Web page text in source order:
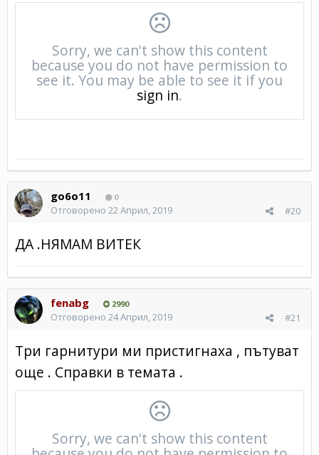
go6o11 0
#20
Отговорено 22 Април, 2019
ДА .НЯМАМ ВИТЕК
fenabg 2990
#21
Отговорено 24 Април, 2019
Три гарнитури ми пристигнаха , пътуват
още . Справки в темата .